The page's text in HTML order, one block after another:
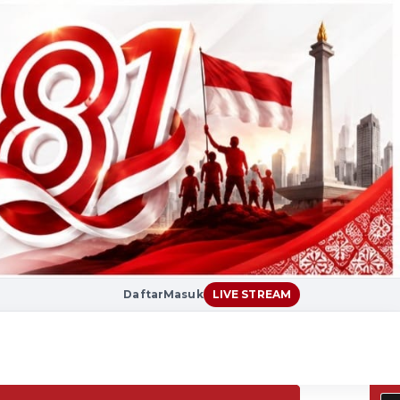
DaftarMasuk LIVE STREAM